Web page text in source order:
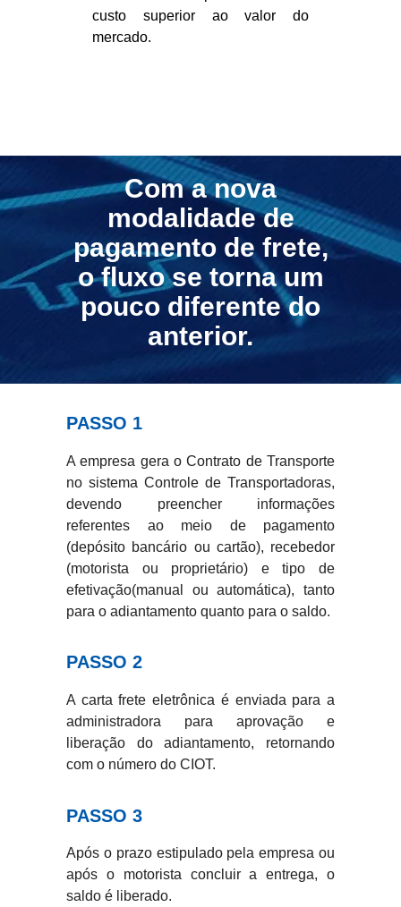
custo superior ao valor do
mercado.
Com a nova
modalidade de
pagamento de frete,
o fluxo se torna um
pouco diferente do
anterior.
PASSO 1
A empresa gera o Contrato de Transporte
no sistema Controle de Transportadoras,
devendo preencher informações
referentes ao meio de pagamento
(depósito bancário ou cartão), recebedor
(motorista ou proprietário) e tipo de
efetivação(manual ou automática), tanto
para o adiantamento quanto para o saldo.
PASSO 2
A carta frete eletrônica é enviada para a
administradora para aprovação e
liberação do adiantamento, retornando
com o número do CIOT.
PASSO 3
Após o prazo estipulado pela empresa ou
após o motorista concluir a entrega, o
saldo é liberado.